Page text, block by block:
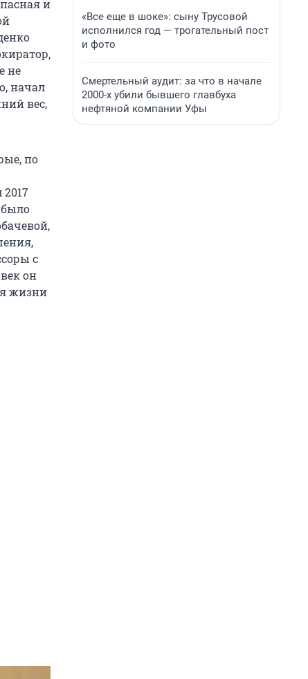
и
не
начал
вес,
по
было
с
он
жизни
«Все еще в шоке»: сыну Трусовой
исполнился год — трогательный пост
и фото
Смертельный аудит: за что в начале
2000-х убили бывшего главбуха
нефтяной компании Уфы